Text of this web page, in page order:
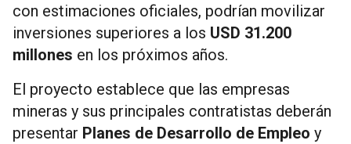
con estimaciones oficiales, podrían movilizar
inversiones superiores a los USD 31.200
millones en los próximos años.
El proyecto establece que las empresas
mineras y sus principales contratistas deberán
presentar Planes de Desarrollo de Empleo y